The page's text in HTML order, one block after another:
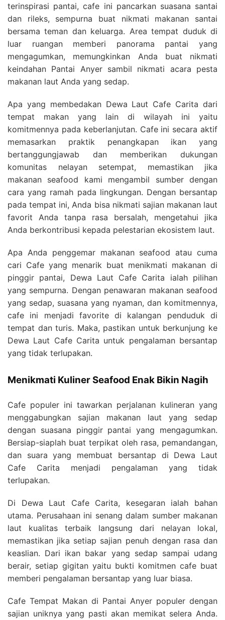
terinspirasi pantai, cafe ini pancarkan suasana santai
dan rileks, sempurna buat nikmati makanan santai
bersama teman dan keluarga. Area tempat duduk di
luar ruangan memberi panorama pantai yang
mengagumkan, memungkinkan Anda buat nikmati
keindahan Pantai Anyer sambil nikmati acara pesta
makanan laut Anda yang sedap.
Apa yang membedakan Dewa Laut Cafe Carita dari
tempat makan yang lain di wilayah ini yaitu
komitmennya pada keberlanjutan. Cafe ini secara aktif
memasarkan praktik penangkapan ikan yang
bertanggungjawab dan memberikan dukungan
komunitas nelayan setempat, memastikan jika
makanan seafood kami mengambil sumber dengan
cara yang ramah pada lingkungan. Dengan bersantap
pada tempat ini, Anda bisa nikmati sajian makanan laut
favorit Anda tanpa rasa bersalah, mengetahui jika
Anda berkontribusi kepada pelestarian ekosistem laut.
Apa Anda penggemar makanan seafood atau cuma
cari Cafe yang menarik buat menikmati makanan di
pinggir pantai, Dewa Laut Cafe Carita ialah pilihan
yang sempurna. Dengan penawaran makanan seafood
yang sedap, suasana yang nyaman, dan komitmennya,
cafe ini menjadi favorite di kalangan penduduk di
tempat dan turis. Maka, pastikan untuk berkunjung ke
Dewa Laut Cafe Carita untuk pengalaman bersantap
yang tidak terlupakan.
Menikmati Kuliner Seafood Enak Bikin Nagih
Cafe populer ini tawarkan perjalanan kulineran yang
menggabungkan sajian makanan laut yang sedap
dengan suasana pinggir pantai yang mengagumkan.
Bersiap-siaplah buat terpikat oleh rasa, pemandangan,
dan suara yang membuat bersantap di Dewa Laut
Cafe Carita menjadi pengalaman yang tidak
terlupakan.
Di Dewa Laut Cafe Carita, kesegaran ialah bahan
utama. Perusahaan ini senang dalam sumber makanan
laut kualitas terbaik langsung dari nelayan lokal,
memastikan jika setiap sajian penuh dengan rasa dan
keaslian. Dari ikan bakar yang sedap sampai udang
berair, setiap gigitan yaitu bukti komitmen cafe buat
memberi pengalaman bersantap yang luar biasa.
Cafe Tempat Makan di Pantai Anyer populer dengan
sajian uniknya yang pasti akan memikat selera Anda.